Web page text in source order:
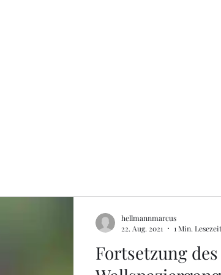
Fortsetzung des
hellmannmarcus
22. Aug. 2021
1 Min. Lesezeit